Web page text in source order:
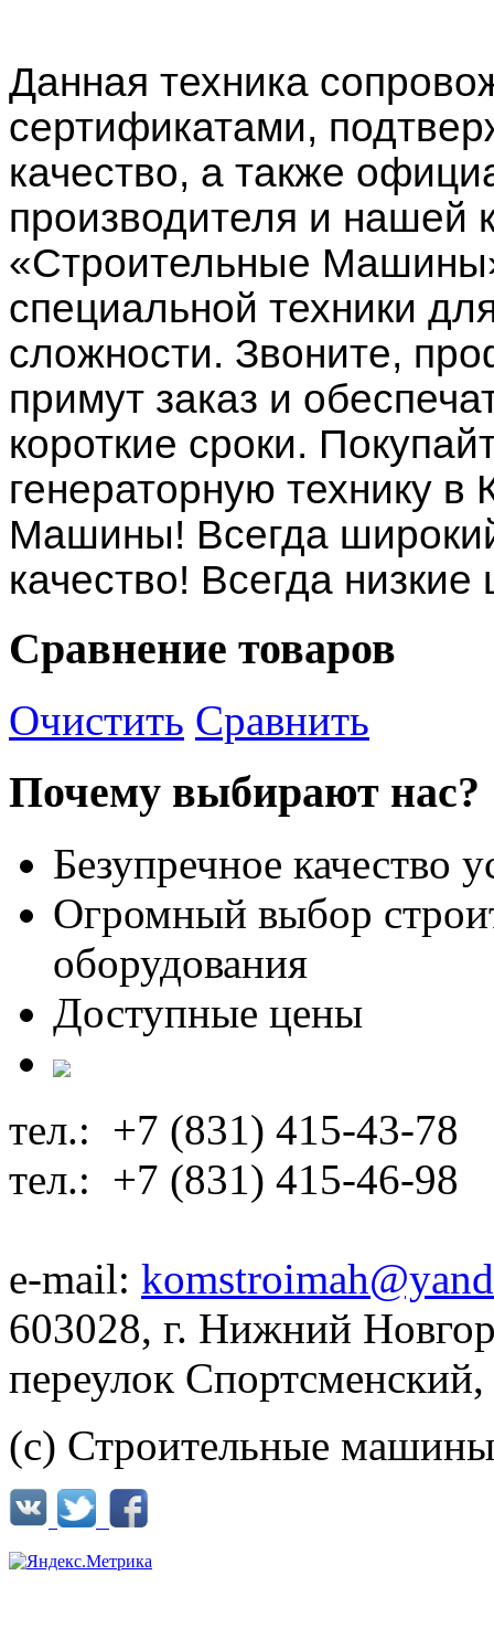
Данная техника
сертификатами,
качество, а также
производителя и нашей
«Строительные
специальной техники
сложности. Звоните,
примут заказ и
короткие сроки.
генераторную технику
Машины! Всегда
качество! Всегда
Сравнение товаров
Очистить Сравнить
Почему выбирают нас?
Безупречное качество
Огромный выбор
оборудования
Доступные цены
тел.: +7 (831) 415-43-78
тел.: +7 (831) 415-46-98
e-mail:
603028, г. Нижний
переулок
(с) Строительные